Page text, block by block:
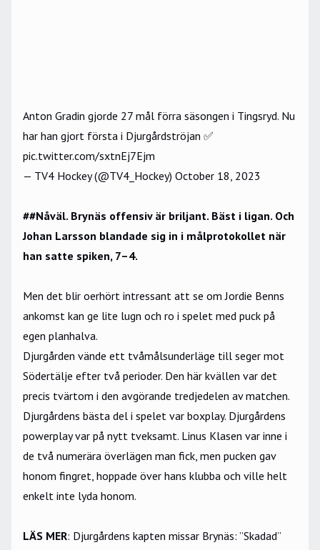
Anton Gradin gjorde 27 mål förra säsongen i Tingsryd. Nu
har han gjort första i Djurgårdströjan ✅
pic.twitter.com/sxtnEj7Ejm
— TV4 Hockey (@TV4_Hockey) October 18, 2023
##Nåväl. Brynäs offensiv är briljant. Bäst i ligan. Och
Johan Larsson blandade sig in i målprotokollet när
han satte spiken, 7–4.
Men det blir oerhört intressant att se om Jordie Benns
ankomst kan ge lite lugn och ro i spelet med puck på
egen planhalva.
Djurgården vände ett tvåmålsunderläge till seger mot
Södertälje efter två perioder. Den här kvällen var det
precis tvärtom i den avgörande tredjedelen av matchen.
Djurgårdens bästa del i spelet var boxplay. Djurgårdens
powerplay var på nytt tveksamt. Linus Klasen var inne i
de två numerära överlägen man fick, men pucken gav
honom fingret, hoppade över hans klubba och ville helt
enkelt inte lyda honom.
LÄS MER: Djurgårdens kapten missar Brynäs: ”Skadad”